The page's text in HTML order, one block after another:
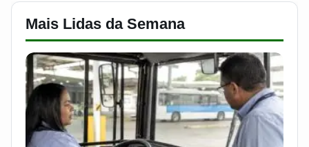
Mais Lidas da Semana